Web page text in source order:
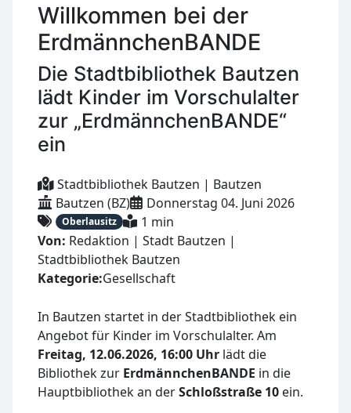
Willkommen bei der
ErdmännchenBANDE
Die Stadtbibliothek Bautzen
lädt Kinder im Vorschulalter
zur „ErdmännchenBANDE“
ein
Stadtbibliothek Bautzen | Bautzen
Bautzen (BZ)
Donnerstag 04. Juni 2026
Oberlausitz
1 min
Von: Redaktion | Stadt Bautzen |
Stadtbibliothek Bautzen
Kategorie:Gesellschaft
In Bautzen startet in der Stadtbibliothek ein
Angebot für Kinder im Vorschulalter. Am
Freitag, 12.06.2026, 16:00 Uhr lädt die
Bibliothek zur ErdmännchenBANDE in die
Hauptbibliothek an derSchloßstraße 10 ein.